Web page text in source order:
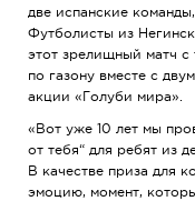
две испанские
Футболисты из
этот зрелищный матч с
по газону вместе с
акции «Голуби мира».
«Вот уже 10 лет мы
от тебя“ для ребят из
В качестве приза для
эмоцию, момент,